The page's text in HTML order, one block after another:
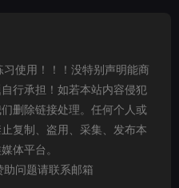
使用！！！没特别声明能商
行承担！如若本站内容侵犯
删除链接处理。任何个人或
复制、盗用、采集、发布本
体平台。
问题请联系邮箱